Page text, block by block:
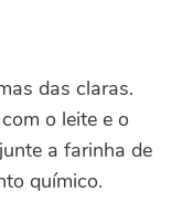
das claras.
o leite e o
a farinha de
químico.